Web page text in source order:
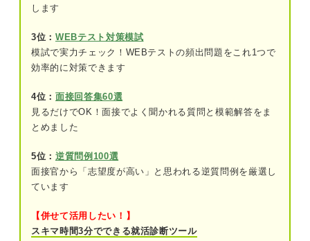
①営業職
②研究職
③技術職
最後まで仕事をやりきる
周りを巻き込む力がある
します
3位： WEBテスト対策模試
模試で実力チェック！WEBテストの頻出問題をこれ1つで
効率的に対策できます
4位： 面接回答集60選
見るだけでOK！面接でよく聞かれる質問と模範解答をま
とめました
5位： 逆質問例100選
面接官から「志望度が高い」と思われる逆質問例を厳選し
ています
【併せて活用したい！】
スキマ時間3分でできる就活診断ツール